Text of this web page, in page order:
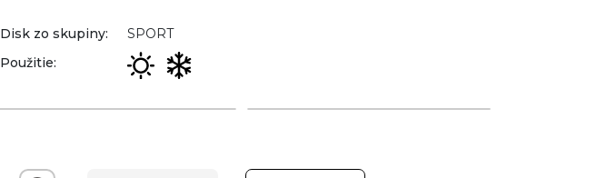
Disk zo skupiny:
SPORT
Použitie: